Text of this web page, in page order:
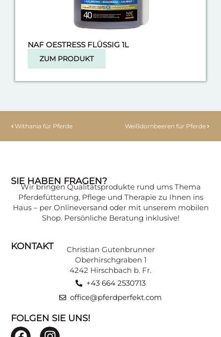
NAF OESTRESS FLÜSSIG 1L
ZUM PRODUKT
Withania für Pferde Weißdornbeeren für Pferde
SIE HABEN FRAGEN?
Wir bringen Qualitätsprodukte rund ums Thema
Pferdefütterung, Pflege und Therapie zu Ihnen ins
Haus – per Onlineversand oder mit unserem mobilen
Shop. Persönliche Beratung inklusive!
KONTAKT
Christian Gutenbrunner
Oberhirschgraben 1
4242 Hirschbach b. Fr.
+43 664 2530713
office@pferdperfekt.com
FOLGEN SIE UNS!